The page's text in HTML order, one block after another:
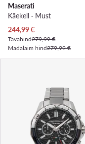
Maserati
Käekell · Must
Praegune hind
244,99€
Tavahind279,99 €
Madalaim hind279,99 €